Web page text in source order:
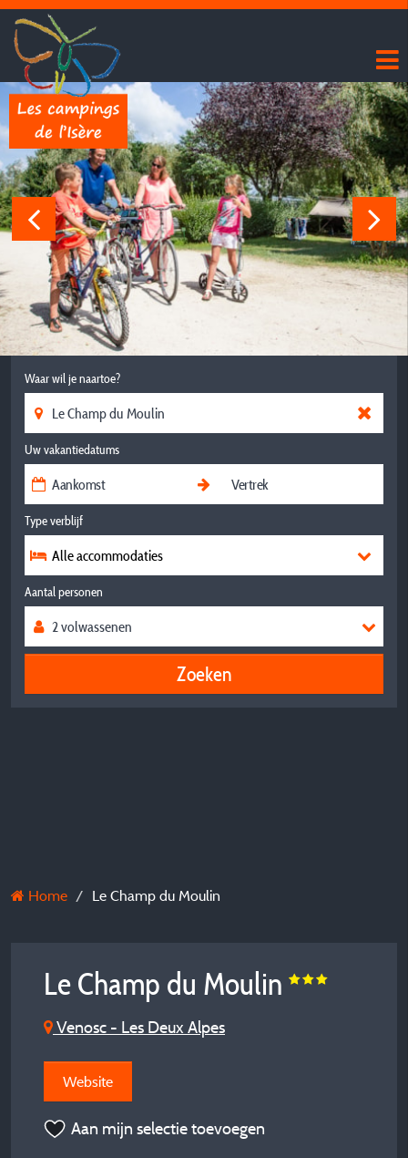
Waar wil je naartoe?
Uw vakantiedatums
Type verblijf
Alle accommodaties
Aantal personen
Zoeken
Home Le Champ du Moulin
Le Champ du Moulin
Venosc - Les Deux Alpes
Website
Aan mijn selectie toevoegen